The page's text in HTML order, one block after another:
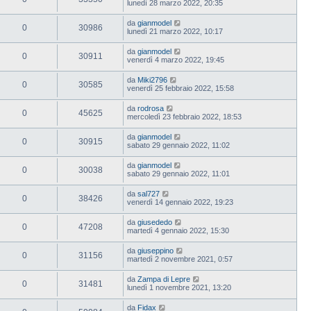
lunedì 28 marzo 2022, 20:35
0 30986 da gianmodel
lunedì 21 marzo 2022, 10:17
0 30911 da gianmodel
venerdì 4 marzo 2022, 19:45
0 30585 da Miki2796
venerdì 25 febbraio 2022, 15:58
0 45625 da rodrosa
mercoledì 23 febbraio 2022, 18:53
0 30915 da gianmodel
sabato 29 gennaio 2022, 11:02
0 30038 da gianmodel
sabato 29 gennaio 2022, 11:01
0 38426 da sal727
venerdì 14 gennaio 2022, 19:23
0 47208 da giusededo
martedì 4 gennaio 2022, 15:30
0 31156 da giuseppino
martedì 2 novembre 2021, 0:57
0 31481 da Zampa di Lepre
lunedì 1 novembre 2021, 13:20
da Fidax